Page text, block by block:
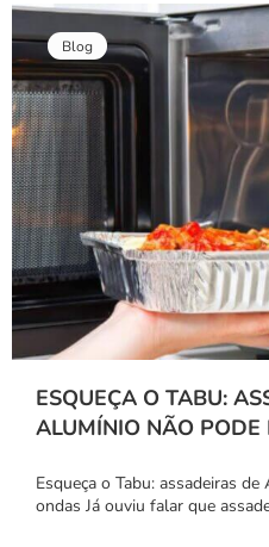
Blog
ESQUEÇA O TABU:
ALUMÍNIO NÃO
Esqueça o Tabu: assadeiras
ondas Já ouviu falar que